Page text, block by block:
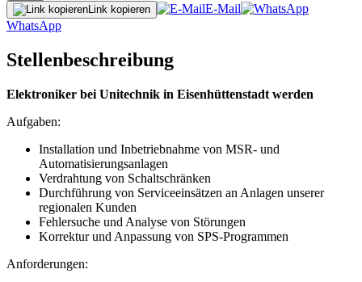
Link kopieren
E-Mail
WhatsApp
Stellenbeschreibung
Elektroniker bei Unitechnik in Eisenhüttenstadt werden
Aufgaben:
Installation und Inbetriebnahme von MSR- und
Automatisierungsanlagen
Verdrahtung von Schaltschränken
Durchführung von Serviceeinsätzen an Anlagen unserer
regionalen Kunden
Fehlersuche und Analyse von Störungen
Korrektur und Anpassung von SPS-Programmen
Anforderungen: